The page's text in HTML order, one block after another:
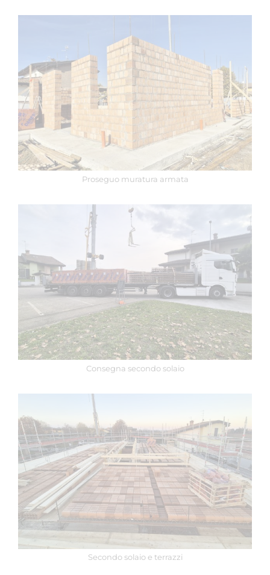
Proseguo muratura armata
Consegna secondo solaio
Secondo solaio e terrazzi